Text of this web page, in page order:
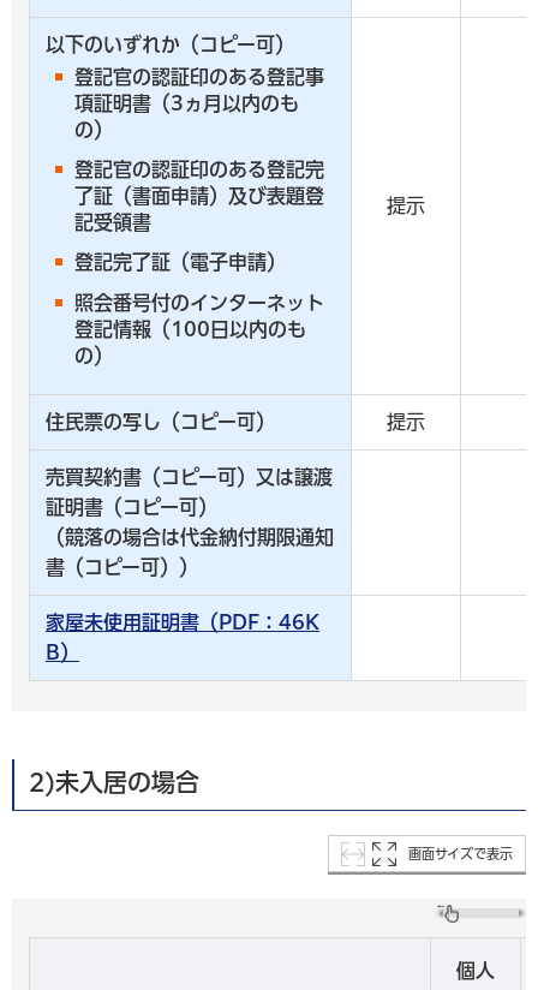
以下のいずれか（コピー可）
登記官の認証印のある登記事
項証明書（3ヵ月以内のも
の）
登記官の認証印のある登記完
了証（書面申請）及び表題登
記受領書
登記完了証（電子申請）
照会番号付のインターネット
登記情報（100日以内のも
の）
提示
住民票の写し（コピー可） 提示
売買契約書（コピー可）又は譲渡
証明書（コピー可）
（競落の場合は代金納付期限通知
書（コピー可））
家屋未使用証明書（PDF：46K
B）
2)未入居の場合
画面サイズで表示
個人